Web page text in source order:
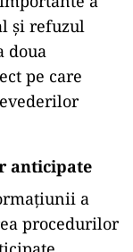
și refuzul
doua
pe care
anticipate
a
procedurilor